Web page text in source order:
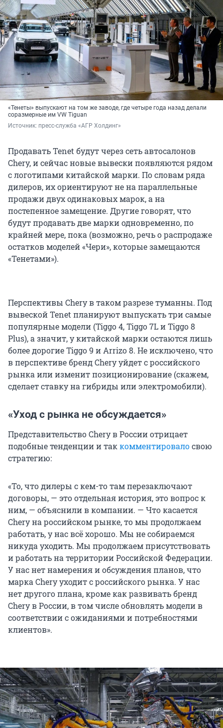
«Тенеты» выпускают на том же заводе, где четыре года назад делали
соразмерные им VW Tiguan
Источник: пресс-служба «АГР Холдинг»
Продавать Tenet будут через сеть автосалонов
Chery, и сейчас новые вывески появляются рядом
с логотипами китайской марки. По словам ряда
дилеров, их ориентируют не на параллельные
продажи двух одинаковых марок, а на
постепенное замещение. Другие говорят, что
будут продавать две марки одновременно, по
крайней мере, пока (возможно, речь о распродаже
остатков моделей «Чери», которые замещаются
«Тенетами»).
Перспективы Chery в таком разрезе туманны. Под
вывеской Tenet планируют выпускать три самые
популярные модели (Tiggo 4, Tiggo 7L и Tiggo 8
Plus), а значит, у китайской марки остаются лишь
более дорогие Tiggo 9 и Arrizo 8. Не исключено, что
в перспективе бренд Chery уйдет с российского
рынка или изменит позиционирование (скажем,
сделает ставку на гибриды или электромобили).
«Уход с рынка не обсуждается»
Представительство Chery в России отрицает
подобные тенденции и таккомментировалосвою
стратегию:
«То, что дилеры с кем-то там перезаключают
договоры, — это отдельная история, это вопрос к
ним, — объяснили в компании. — Что касается
Chery на российском рынке, то мы продолжаем
работать, у нас всё хорошо. Мы не собираемся
никуда уходить. Мы продолжаем присутствовать
и работать на территории Российской Федерации.
У нас нет намерения и обсуждения планов, что
марка Chery уходит с российского рынка. У нас
нет другого плана, кроме как развивать бренд
Chery в России, в том числе обновлять модели в
соответствии с ожиданиями и потребностями
клиентов».